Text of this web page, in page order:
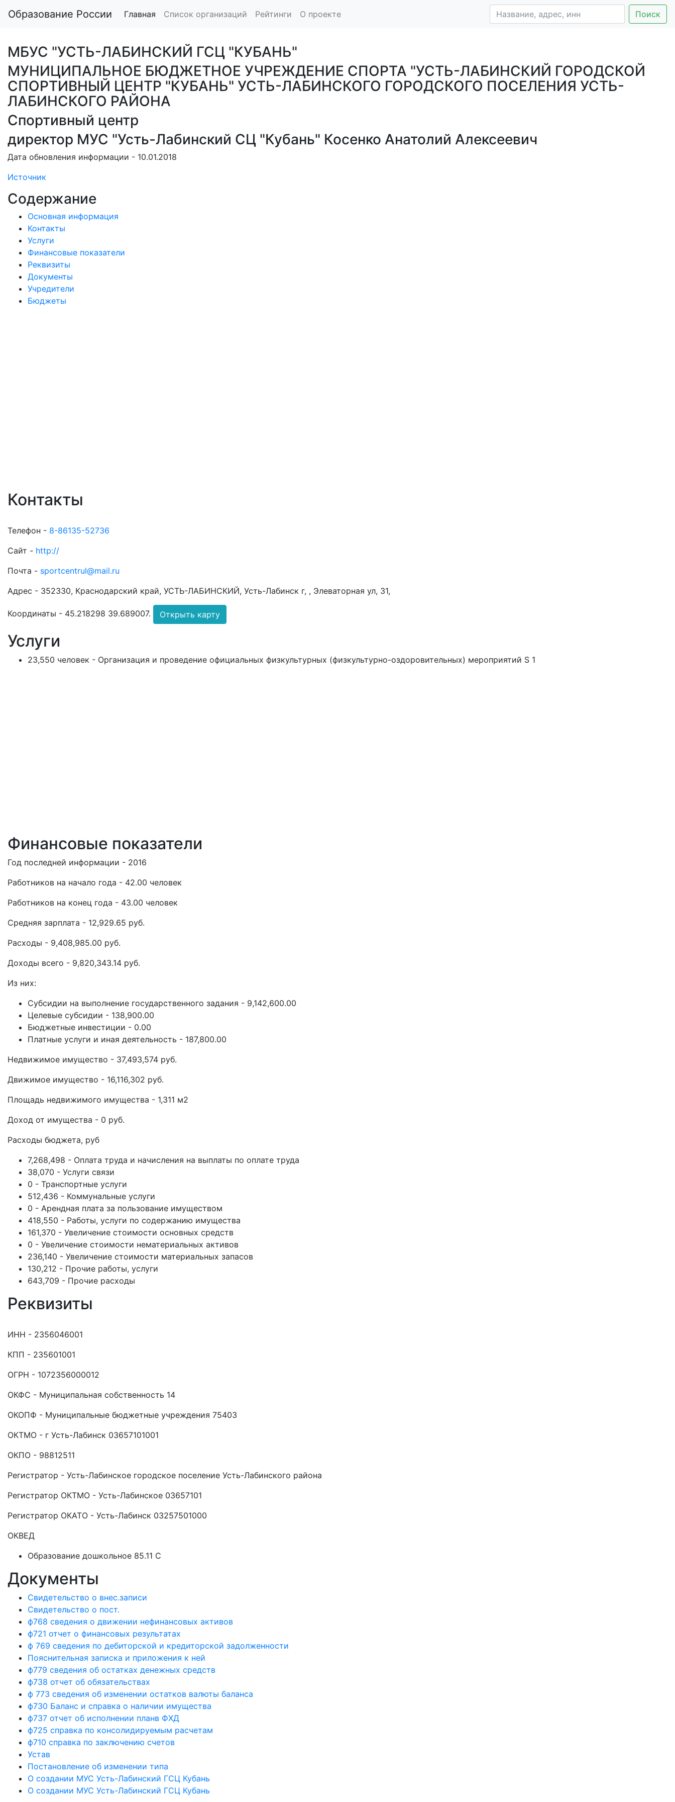
Образование России Главная Список организаций Рейтинги О проекте Поиск
МБУС "УСТЬ-ЛАБИНСКИЙ ГСЦ "КУБАНЬ"
МУНИЦИПАЛЬНОЕ БЮДЖЕТНОЕ УЧРЕЖДЕНИЕ СПОРТА "УСТЬ-ЛАБИНСКИЙ ГОРОДСКОЙ
СПОРТИВНЫЙ ЦЕНТР "КУБАНЬ" УСТЬ-ЛАБИНСКОГО ГОРОДСКОГО ПОСЕЛЕНИЯ УСТЬ-
ЛАБИНСКОГО РАЙОНА
Спортивный центр
директор МУС "Усть-Лабинский СЦ "Кубань" Косенко Анатолий Алексеевич
Дата обновления информации - 10.01.2018
Источник
Содержание
Основная информация
Контакты
Услуги
Финансовые показатели
Реквизиты
Документы
Учредители
Бюджеты
Контакты
Телефон - 8-86135-52736
Сайт - http://
Почта - sportcentrul@mail.ru
Адрес - 352330, Краснодарский край, УСТЬ-ЛАБИНСКИЙ, Усть-Лабинск г, , Элеваторная ул, 31,
Координаты - 45.218298 39.689007. Открыть карту
Услуги
23,550 человек - Организация и проведение официальных физкультурных (физкультурно-оздоровительных) мероприятий S 1
Финансовые показатели
Год последней информации - 2016
Работников на начало года - 42.00 человек
Работников на конец года - 43.00 человек
Средняя зарплата - 12,929.65 руб.
Расходы - 9,408,985.00 руб.
Доходы всего - 9,820,343.14 руб.
Из них:
Субсидии на выполнение государственного задания - 9,142,600.00
Целевые субсидии - 138,900.00
Бюджетные инвестиции - 0.00
Платные услуги и иная деятельность - 187,800.00
Недвижимое имущество - 37,493,574 руб.
Движимое имущество - 16,116,302 руб.
Площадь недвижимого имущества - 1,311 м2
Доход от имущества - 0 руб.
Расходы бюджета, руб
7,268,498 - Оплата труда и начисления на выплаты по оплате труда
38,070 - Услуги связи
0 - Транспортные услуги
512,436 - Коммунальные услуги
0 - Арендная плата за пользование имуществом
418,550 - Работы, услуги по содержанию имущества
161,370 - Увеличение стоимости основных средств
0 - Увеличение стоимости нематериальных активов
236,140 - Увеличение стоимости материальных запасов
130,212 - Прочие работы, услуги
643,709 - Прочие расходы
Реквизиты
ИНН - 2356046001
КПП - 235601001
ОГРН - 1072356000012
ОКФС - Муниципальная собственность 14
ОКОПФ - Муниципальные бюджетные учреждения 75403
ОКТМО - г Усть-Лабинск 03657101001
ОКПО - 98812511
Регистратор - Усть-Лабинское городское поселение Усть-Лабинского района
Регистратор ОКТМО - Усть-Лабинское 03657101
Регистратор ОКАТО - Усть-Лабинск 03257501000
ОКВЕД
Образование дошкольное 85.11 C
Документы
Свидетельство о внес.записи
Свидетельство о пост.
ф768 сведения о движении нефинансовых активов
ф721 отчет о финансовых результатах
ф 769 сведения по дебиторской и кредиторской задолженности
Пояснительная записка и приложения к ней
ф779 сведения об остатках денежных средств
ф738 отчет об обязательствах
ф 773 сведения об изменении остатков валюты баланса
ф730 Баланс и справка о наличии имущества
ф737 отчет об исполнении планв ФХД
ф725 справка по консолидируемым расчетам
ф710 справка по заключению счетов
Устав
Постановление об изменении типа
О создании МУС Усть-Лабинский ГСЦ Кубань
О создании МУС Усть-Лабинский ГСЦ Кубань